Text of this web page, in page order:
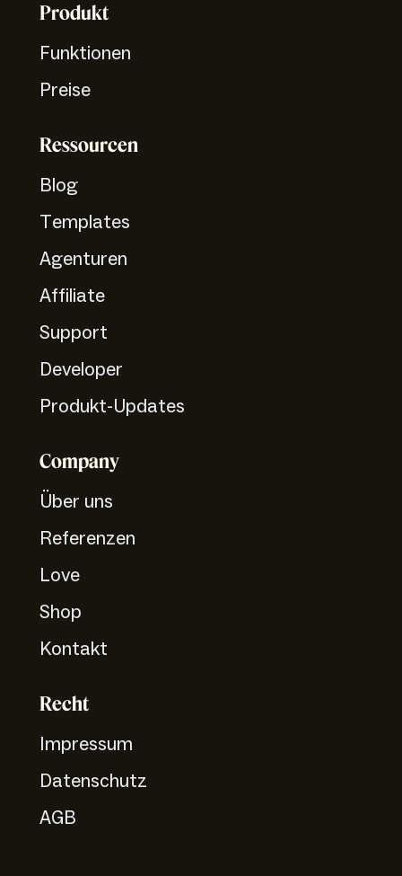
Produkt
Funktionen
Preise
Ressourcen
Blog
Templates
Agenturen
Affiliate
Support
Developer
Produkt-Updates
Company
Über uns
Referenzen
Love
Shop
Kontakt
Recht
Impressum
Datenschutz
AGB